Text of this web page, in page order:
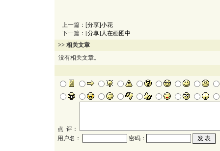
上一篇： [分享]小花
下一篇： [分享]人在画图中
>> 相关文章
没有相关文章。
点 评：
用户名：
密码：